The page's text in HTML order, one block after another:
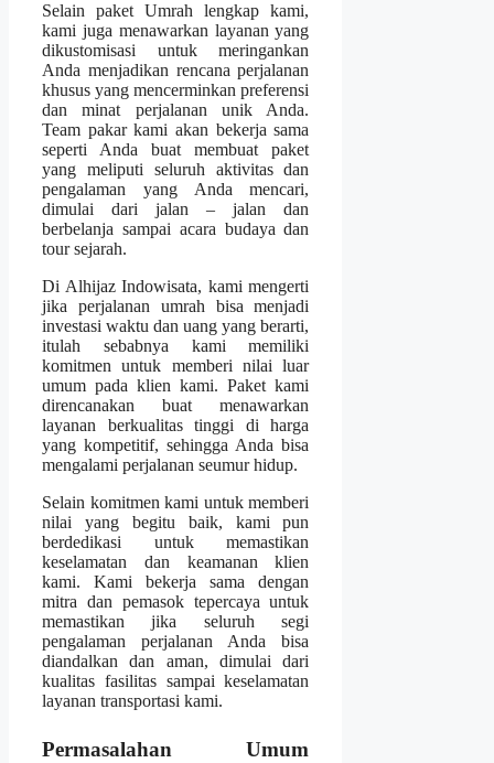
Selain paket Umrah lengkap kami,
kami juga menawarkan layanan yang
dikustomisasi untuk meringankan
Anda menjadikan rencana perjalanan
khusus yang mencerminkan preferensi
dan minat perjalanan unik Anda.
Team pakar kami akan bekerja sama
seperti Anda buat membuat paket
yang meliputi seluruh aktivitas dan
pengalaman yang Anda mencari,
dimulai dari jalan – jalan dan
berbelanja sampai acara budaya dan
tour sejarah.
Di Alhijaz Indowisata, kami mengerti
jika perjalanan umrah bisa menjadi
investasi waktu dan uang yang berarti,
itulah sebabnya kami memiliki
komitmen untuk memberi nilai luar
umum pada klien kami. Paket kami
direncanakan buat menawarkan
layanan berkualitas tinggi di harga
yang kompetitif, sehingga Anda bisa
mengalami perjalanan seumur hidup.
Selain komitmen kami untuk memberi
nilai yang begitu baik, kami pun
berdedikasi untuk memastikan
keselamatan dan keamanan klien
kami. Kami bekerja sama dengan
mitra dan pemasok tepercaya untuk
memastikan jika seluruh segi
pengalaman perjalanan Anda bisa
diandalkan dan aman, dimulai dari
kualitas fasilitas sampai keselamatan
layanan transportasi kami.
Permasalahan Umum